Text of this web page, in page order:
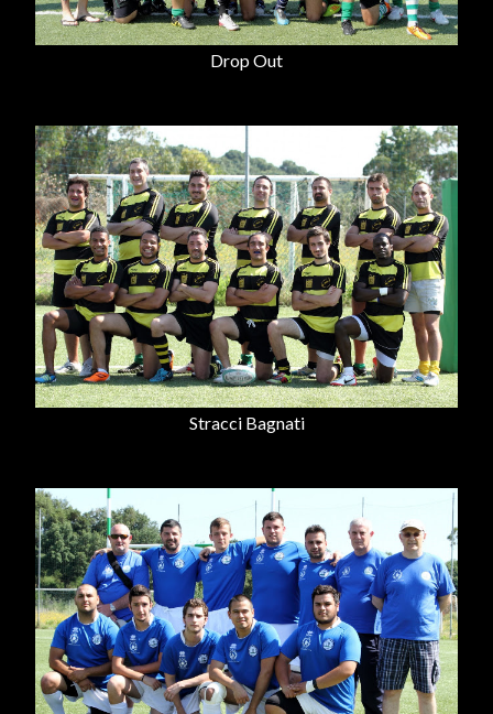
Drop Out
Stracci Bagnati